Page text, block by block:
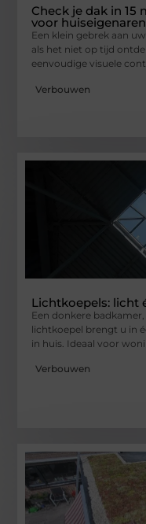
Check je dak in
voor huiseigenaren
Een klein gebrek aan
als het niet op tijd
eenvoudige visuele
Verbouwen
Lichtkoepels: licht
Een donkere
lichtkoepel brengt u in
in huis. Ideaal voor
Verbouwen